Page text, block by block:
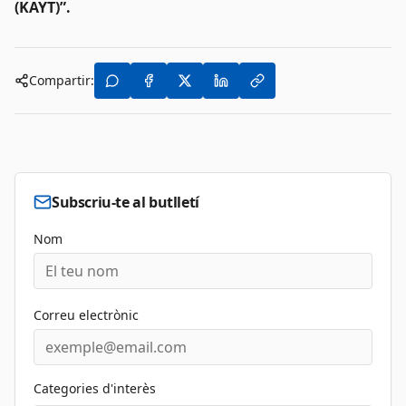
(KAYT)”.
Compartir:
Subscriu-te al butlletí
Nom
Correu electrònic
Categories d'interès